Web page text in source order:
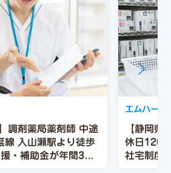
調剤薬局薬剤師 中途
線 入山瀬駅より徒歩
・補助金が年間3万
【静岡県
休日120
社宅制度
エムハー